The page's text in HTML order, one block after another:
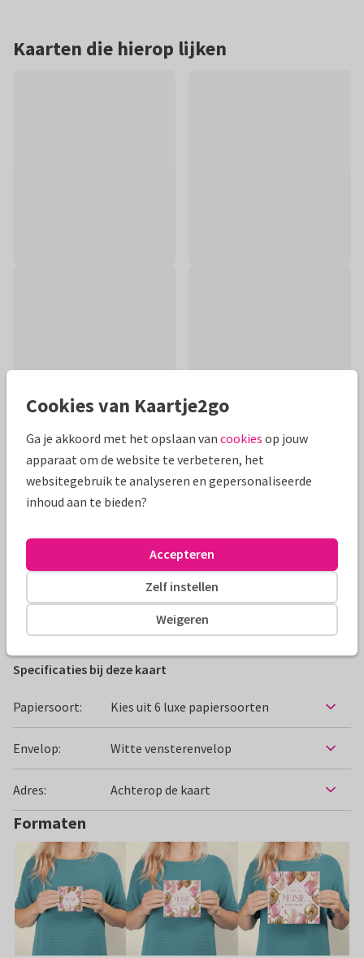
Kaarten die hierop lijken
Productinformatie
komst van een klein meisje. Met roze en gouden ballonnen.
Alle kaarten zijn helemaal naar wens aan te passen
Paperhugs - by Lidy
Specificaties bij deze kaart
Papiersoort: Kies uit 6 luxe papiersoorten
Envelop: Witte vensterenvelop
Adres: Achterop de kaart
Formaten
Cookies van Kaartje2go
Ga je akkoord met het opslaan van cookies op jouw
apparaat om de website te verbeteren, het
websitegebruik te analyseren en gepersonaliseerde
inhoud aan te bieden?
Weigeren
Zelf instellen
Accepteren